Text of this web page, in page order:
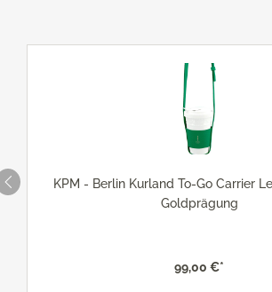
KPM - Berlin Kurland To-Go Carrier
Goldprägung
99,00 €*